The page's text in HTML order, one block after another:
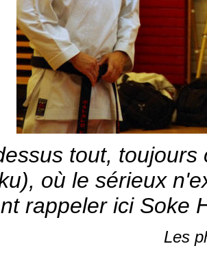
tout,
où le sérieux
rappeler ici Soke
Les